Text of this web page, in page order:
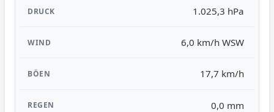
1.025,3 hPa
6,0 km/h WSW
17,7 km/h
0,0 mm